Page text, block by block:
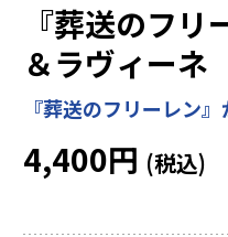
『葬送のフ
＆ラヴィーネ
『葬送のフリーレン
4,400円